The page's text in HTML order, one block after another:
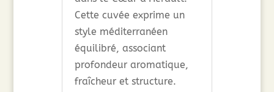
Cette cuvée exprime un
style méditerranéen
équilibré, associant
profondeur aromatique,
fraîcheur et structure.